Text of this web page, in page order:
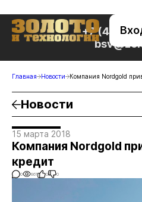
+7 (495)
Главная Новости Компания Nordgold
Новости
15 марта 2018
Компания Nordgold
кредит
0 861 0 0